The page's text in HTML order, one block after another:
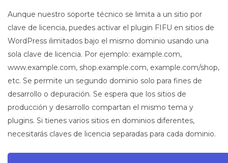
Aunque nuestro soporte técnico se limita a un sitio por
clave de licencia, puedes activar el plugin FIFU en sitios de
WordPress ilimitados bajo el mismo dominio usando una
sola clave de licencia. Por ejemplo: example.com,
www.example.com, shop.example.com, example.com/shop,
etc. Se permite un segundo dominio solo para fines de
desarrollo o depuración. Se espera que los sitios de
producción y desarrollo compartan el mismo tema y
plugins. Si tienes varios sitios en dominios diferentes,
necesitarás claves de licencia separadas para cada dominio.